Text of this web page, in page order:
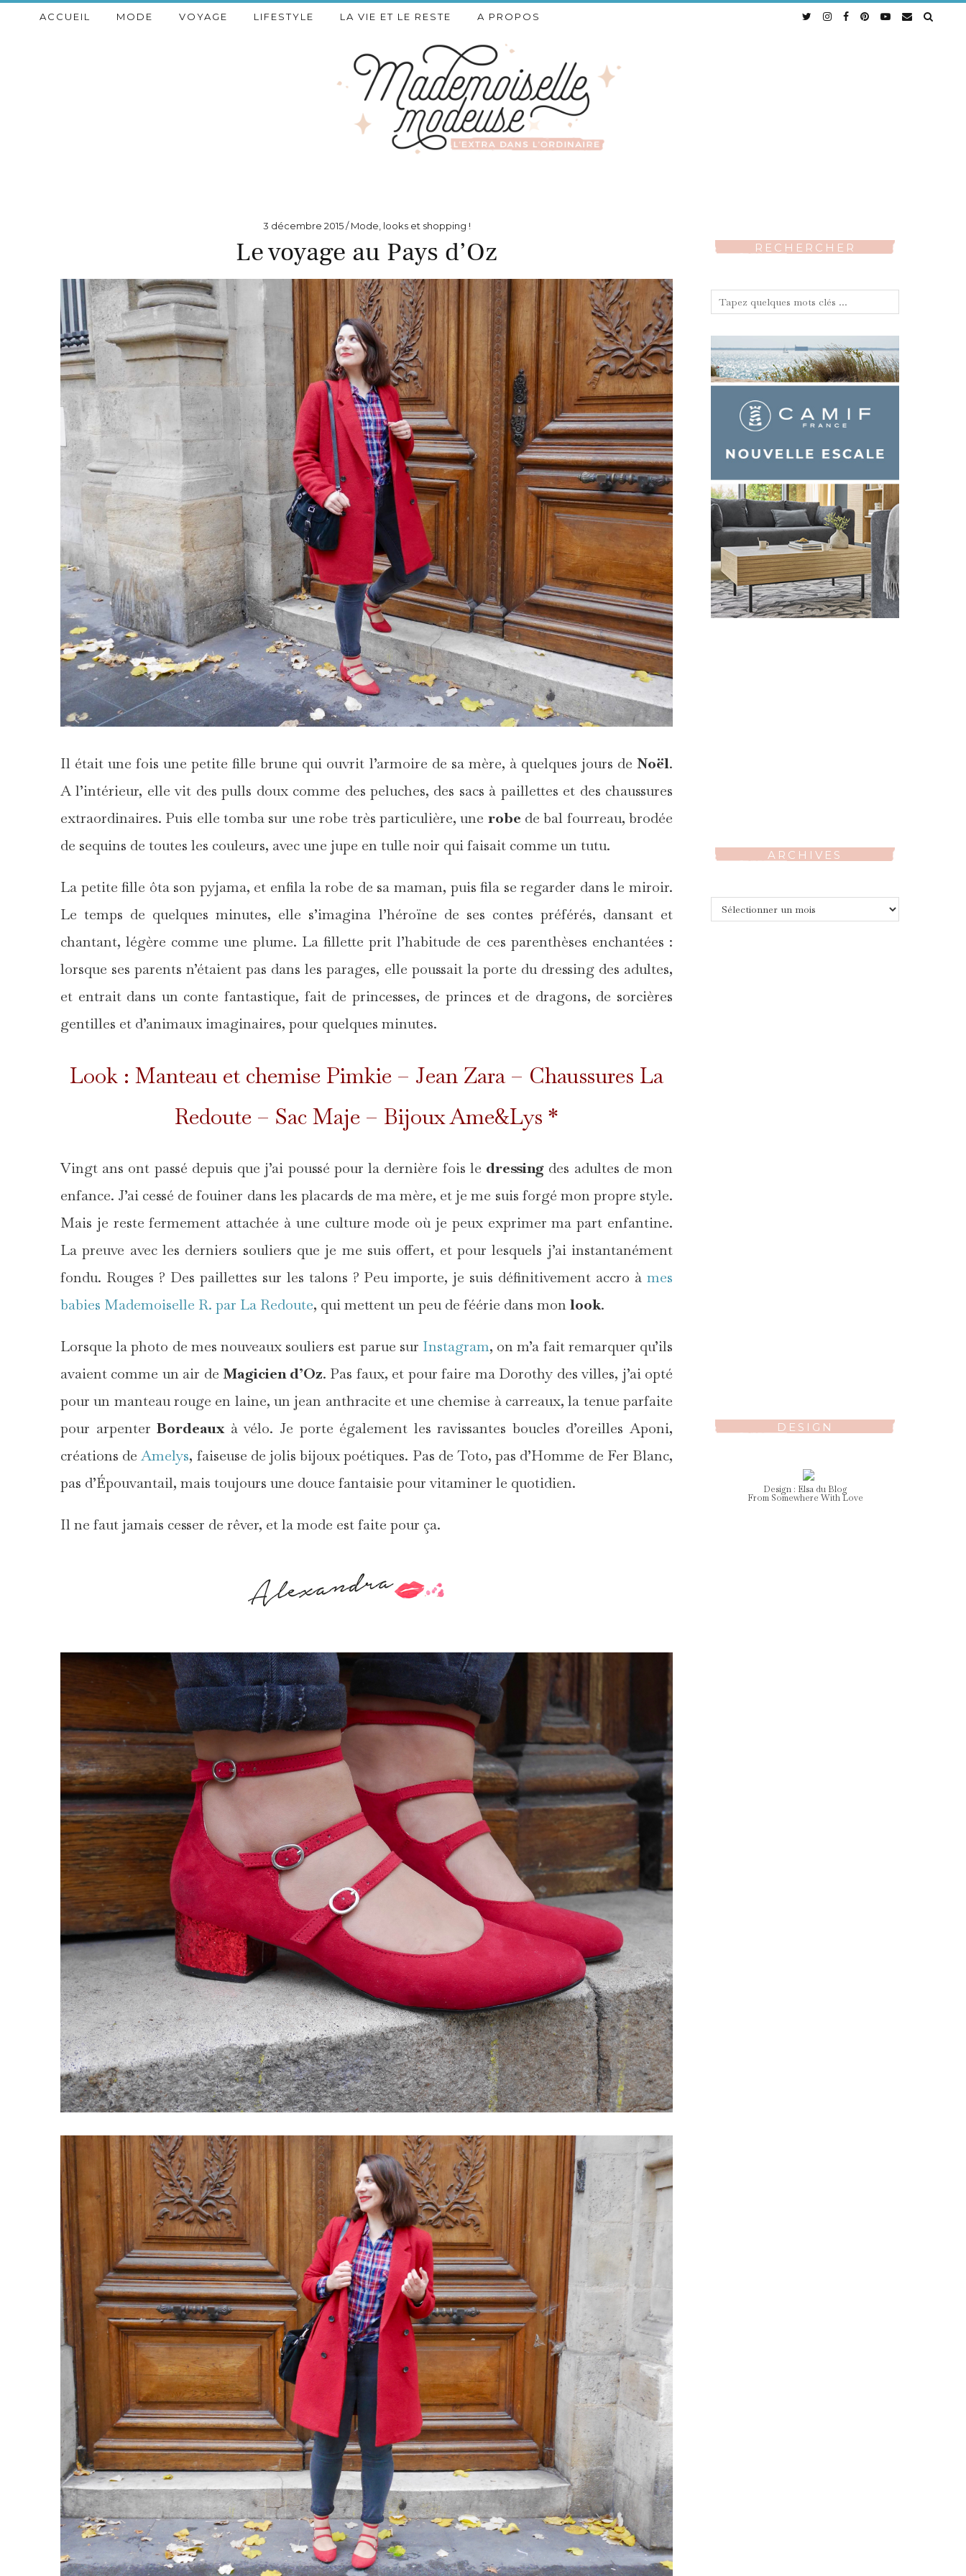
ACCUEIL MODE VOYAGE LIFESTYLE LA VIE ET LE RESTE A PROPOS
3 décembre 2015 Mode, looks et shopping !
Le voyage au Pays d’Oz
Il était une fois une petite fille brune qui ouvrit l’armoire de sa mère, à quelques jours de Noël.
A l’intérieur, elle vit des pulls doux comme des peluches, des sacs à paillettes et des chaussures
extraordinaires. Puis elle tomba sur une robe très particulière, une robe de bal fourreau, brodée
de sequins de toutes les couleurs, avec une jupe en tulle noir qui faisait comme un tutu.
La petite fille ôta son pyjama, et enfila la robe de sa maman, puis fila se regarder dans le miroir.
Le temps de quelques minutes, elle s’imagina l’héroïne de ses contes préférés, dansant et
chantant, légère comme une plume. La fillette prit l’habitude de ces parenthèses enchantées :
lorsque ses parents n’étaient pas dans les parages, elle poussait la porte du dressing des adultes,
et entrait dans un conte fantastique, fait de princesses, de princes et de dragons, de sorcières
gentilles et d’animaux imaginaires, pour quelques minutes.
Look : Manteau et chemise Pimkie – Jean Zara – Chaussures La
Redoute – Sac Maje – Bijoux Ame&Lys *
Vingt ans ont passé depuis que j’ai poussé pour la dernière fois le dressing des adultes de mon
enfance. J’ai cessé de fouiner dans les placards de ma mère, et je me suis forgé mon propre style.
Mais je reste fermement attachée à une culture mode où je peux exprimer ma part enfantine.
La preuve avec les derniers souliers que je me suis offert, et pour lesquels j’ai instantanément
fondu. Rouges ? Des paillettes sur les talons ? Peu importe, je suis définitivement accro à mes
babies Mademoiselle R. par La Redoute, qui mettent un peu de féérie dans monlook.
Lorsque la photo de mes nouveaux souliers est parue sur Instagram, on m’a fait remarquer qu’ils
avaient comme un air deMagicien d’Oz. Pas faux, et pour faire ma Dorothy des villes, j’ai opté
pour un manteau rouge en laine, un jean anthracite et une chemise à carreaux, la tenue parfaite
pour arpenterBordeauxà vélo. Je porte également les ravissantes boucles d’oreilles Aponi,
créations deAmelys, faiseuse de jolis bijoux poétiques. Pas de Toto, pas d’Homme de Fer Blanc,
pas d’Épouvantail, mais toujours une douce fantaisie pour vitaminer le quotidien.
Il ne faut jamais cesser de rêver, et la mode est faite pour ça.
RECHERCHER
ARCHIVES
DESIGN
Design : Elsadu Blog
From Somewhere With Love